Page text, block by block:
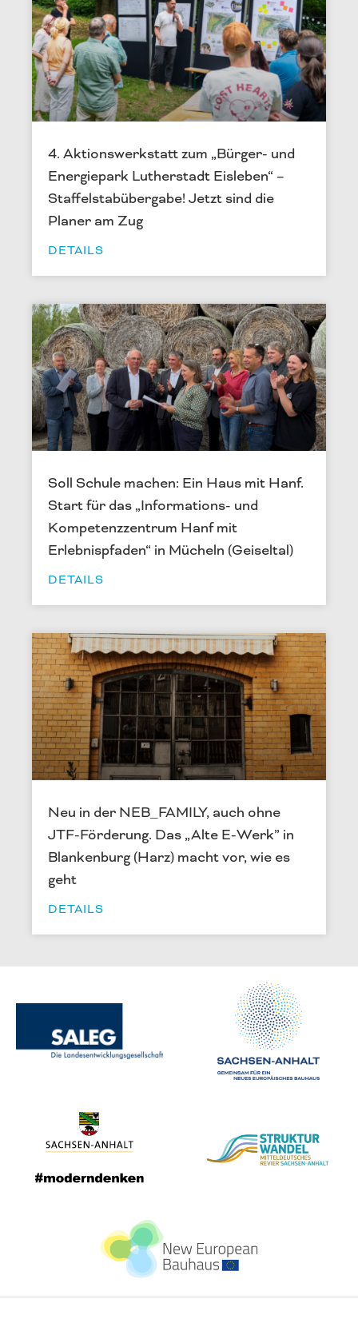
4. Aktionswerkstatt zum „Bürger- und
Energiepark Lutherstadt Eisleben“ –
Staffelstabübergabe! Jetzt sind die
Planer am Zug
DETAILS
Soll Schule machen: Ein Haus mit Hanf.
Start für das „Informations- und
Kompetenzzentrum Hanf mit
Erlebnispfaden“ in Mücheln (Geiseltal)
DETAILS
Neu in der NEB_FAMILY, auch ohne
JTF-Förderung. Das „Alte E-Werk” in
Blankenburg (Harz) macht vor, wie es
geht
DETAILS